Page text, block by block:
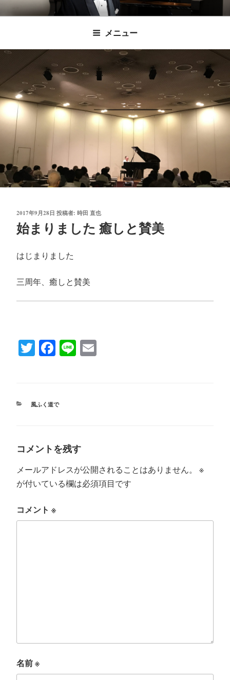
コ
ン
ス
キ
ッ
プ
時田直也 声楽
家/BARITONE
歌うことは希望を語ること、生きることは喜
びも悲しみもわかちあうことかけがえのない
あなたに「いのちの歌」をお届けします。
メニュー
投
稿
日:
2017年9月28日 投稿者: 時田 直也
始まりました 癒しと賛美
はじまりました
三周年、癒しと賛美
T
r
Fa
ok
Li
カ
風ふく道で
コメントを残す
メールアドレスが公開されることはありません。
※
が付いている欄は必須項目です
コメント ※
名前※